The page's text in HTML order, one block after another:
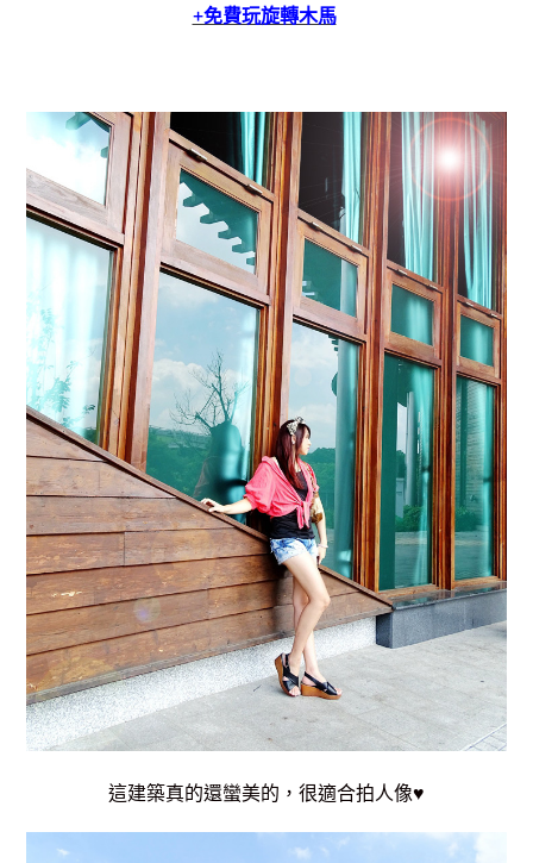
+免費玩旋轉木馬
這建築真的還蠻美的，很適合拍人像♥